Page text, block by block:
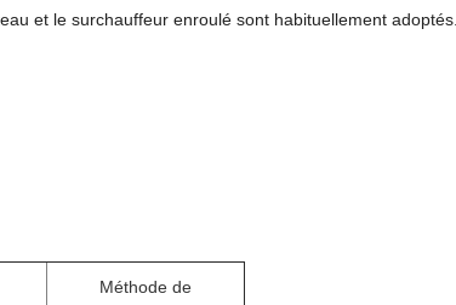
et le surchauffeur enroulé sont habituellement adoptés.
Méthode de